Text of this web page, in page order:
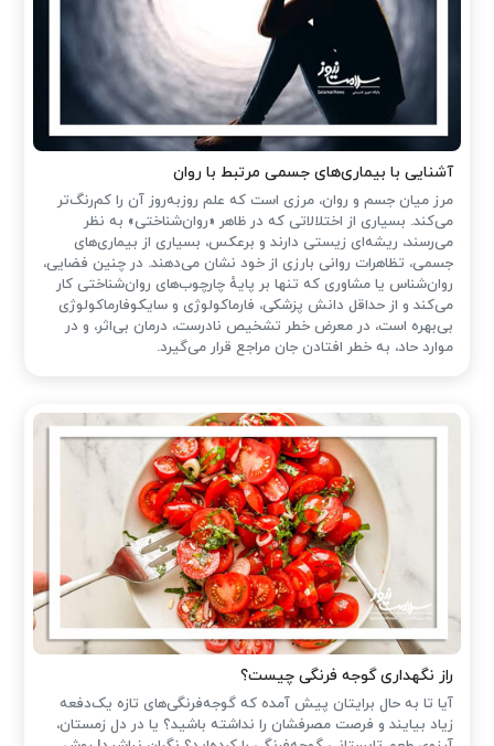
آشنایی با بیماری‌های جسمی مرتبط با روان
مرز میان جسم و روان، مرزی است که علم روزبه‌روز آن را کم‌رنگ‌تر
می‌کند. بسیاری از اختلالاتی که در ظاهر «روان‌شناختی» به نظر
می‌رسند، ریشه‌ای زیستی دارند و برعکس، بسیاری از بیماری‌های
جسمی، تظاهرات روانی بارزی از خود نشان می‌دهند. در چنین فضایی،
روان‌شناس یا مشاوری که تنها بر پایهٔ چارچوب‌های روان‌شناختی کار
می‌کند و از حداقل دانش پزشکی، فارماکولوژی و سایکوفارماکولوژی
بی‌بهره است، در معرض خطر تشخیص نادرست، درمان بی‌اثر، و در
موارد حاد، به خطر افتادن جان مراجع قرار می‌گیرد.
راز نگهداری گوجه فرنگی چیست؟
آیا تا به حال برایتان پیش آمده که گوجه‌فرنگی‌های تازه یک‌دفعه
زیاد بیایند و فرصت مصرفشان را نداشته باشید؟ یا در دل زمستان،